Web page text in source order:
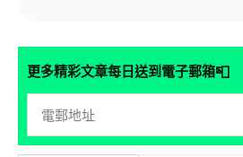
更多精彩文章每日送到電子郵箱📮